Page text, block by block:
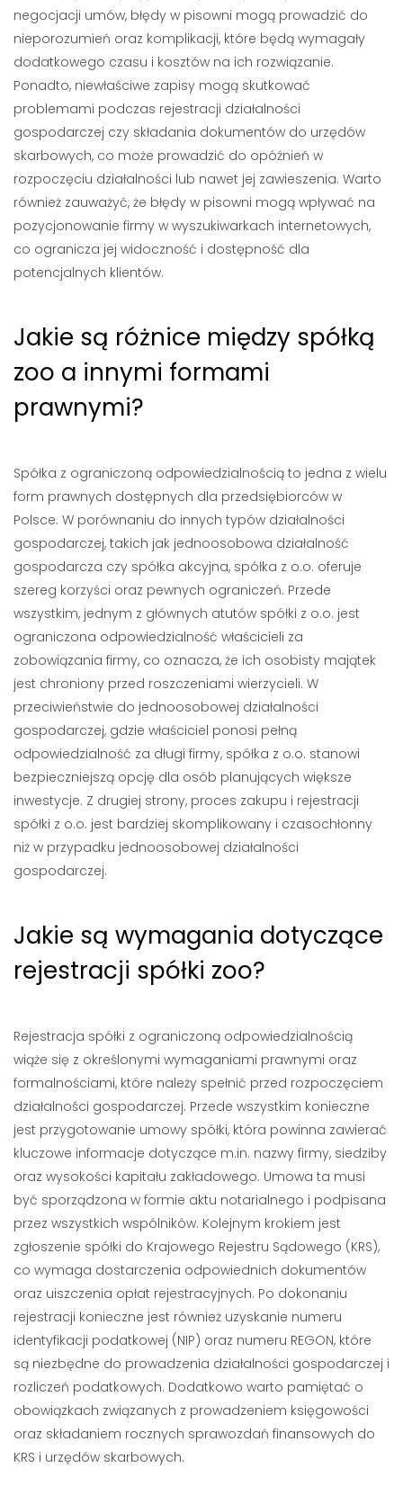
negocjacji umów, błędy w pisowni mogą prowadzić do
nieporozumień oraz komplikacji, które będą wymagały
dodatkowego czasu i kosztów na ich rozwiązanie.
Ponadto, niewłaściwe zapisy mogą skutkować
problemami podczas rejestracji działalności
gospodarczej czy składania dokumentów do urzędów
skarbowych, co może prowadzić do opóźnień w
rozpoczęciu działalności lub nawet jej zawieszenia. Warto
również zauważyć, że błędy w pisowni mogą wpływać na
pozycjonowanie firmy w wyszukiwarkach internetowych,
co ogranicza jej widoczność i dostępność dla
potencjalnych klientów.
Jakie są różnice między spółką
zoo a innymi formami
prawnymi?
Spółka z ograniczoną odpowiedzialnością to jedna z wielu
form prawnych dostępnych dla przedsiębiorców w
Polsce. W porównaniu do innych typów działalności
gospodarczej, takich jak jednoosobowa działalność
gospodarcza czy spółka akcyjna, spółka z o.o. oferuje
szereg korzyści oraz pewnych ograniczeń. Przede
wszystkim, jednym z głównych atutów spółki z o.o. jest
ograniczona odpowiedzialność właścicieli za
zobowiązania firmy, co oznacza, że ich osobisty majątek
jest chroniony przed roszczeniami wierzycieli. W
przeciwieństwie do jednoosobowej działalności
gospodarczej, gdzie właściciel ponosi pełną
odpowiedzialność za długi firmy, spółka z o.o. stanowi
bezpieczniejszą opcję dla osób planujących większe
inwestycje. Z drugiej strony, proces zakupu i rejestracji
spółki z o.o. jest bardziej skomplikowany i czasochłonny
niż w przypadku jednoosobowej działalności
gospodarczej.
Jakie są wymagania dotyczące
rejestracji spółki zoo?
Rejestracja spółki z ograniczoną odpowiedzialnością
wiąże się z określonymi wymaganiami prawnymi oraz
formalnościami, które należy spełnić przed rozpoczęciem
działalności gospodarczej. Przede wszystkim konieczne
jest przygotowanie umowy spółki, która powinna zawierać
kluczowe informacje dotyczące m.in. nazwy firmy, siedziby
oraz wysokości kapitału zakładowego. Umowa ta musi
być sporządzona w formie aktu notarialnego i podpisana
przez wszystkich wspólników. Kolejnym krokiem jest
zgłoszenie spółki do Krajowego Rejestru Sądowego (KRS),
co wymaga dostarczenia odpowiednich dokumentów
oraz uiszczenia opłat rejestracyjnych. Po dokonaniu
rejestracji konieczne jest również uzyskanie numeru
identyfikacji podatkowej (NIP) oraz numeru REGON, które
są niezbędne do prowadzenia działalności gospodarczej i
rozliczeń podatkowych. Dodatkowo warto pamiętać o
obowiązkach związanych z prowadzeniem księgowości
oraz składaniem rocznych sprawozdań finansowych do
KRS i urzędów skarbowych.